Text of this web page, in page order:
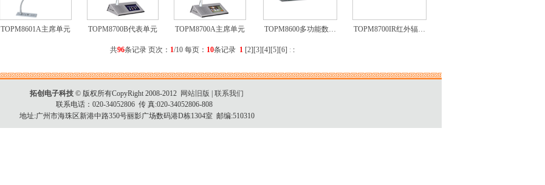
TOPM8601A主席单元 TOPM8700B代表单元 TOPM8700A主席单元 TOPM8600多功能数… TOPM8700IR红外辐…
共96条记录 页次： 1/10 每页： 10条记录 1[2][3][4][5][6] : :
拓创电子科技 © 版权所有CopyRight 2008-2012 网站旧版
联系我们
联系电话：020-34052806 传 真:020-34052806-808
地址:广州市海珠区新港中路350号丽影广场数码港D栋1304室 邮编:510310